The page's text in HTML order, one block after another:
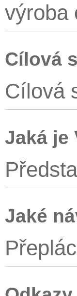
výroba
Cílová
Cílová
Jaká je
Jaké